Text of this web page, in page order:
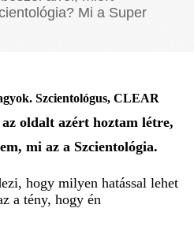
Mi a Super
Szcientológus, CLEAR
oldalt azért hoztam létre,
mi az a Szcientológia.
hogy milyen hatással lehet
a tény, hogy én